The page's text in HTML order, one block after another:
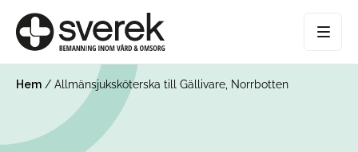
Hem / Allmänsjuksköterska till Gällivare, Norrbotten